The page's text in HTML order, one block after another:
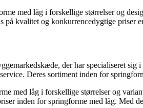
med låg i forskellige størrelser og
på kvalitet og konkurrencedygtige priser
der har specialiseret
Deres sortiment inden for
med låg i forskellige størrelser og
inden for springforme med låg. Med